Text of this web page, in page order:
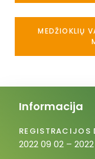
MEDŽIOKLIŲ
Informacija
REGISTRACIJOS
2022 09 02 – 2022